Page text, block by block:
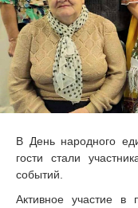
В День народного
гости стали
событий.
Активное участие в